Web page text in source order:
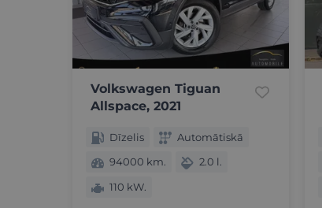
Volkswagen Tiguan
Allspace, 2021
Dīzelis
Automātiskā
94000 km.
2.0 l.
110 kW.